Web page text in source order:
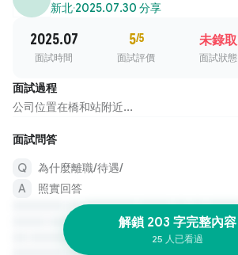
新北·2025.07.30 分享
2025.07
面試時間
5/5
面試評價
未錄取
面試狀態
面試過程
公司位置在橋和站附近...
面試問答
為什麼離職/待遇/
照實回答
解鎖 203 字完整內容
25 人已看過